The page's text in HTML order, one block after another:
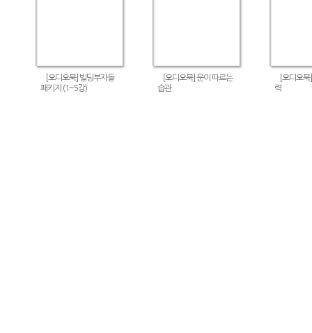
[오디오북] 빌딩부자들
패키지 (1~5강)
[오디오북] 운이 따르는
습관
[오디오
력